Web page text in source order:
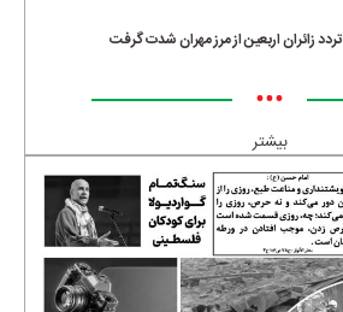
تردد زائران اربعین از مرز مهران شدت گرفت
•••
بیشتر